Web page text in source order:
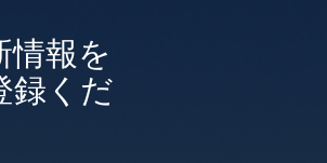
情報を
録くだ